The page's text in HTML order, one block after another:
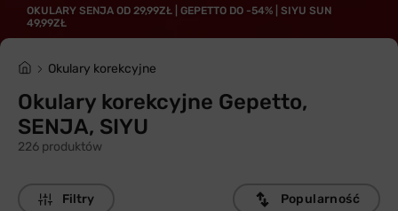
OKULARY SENJA OD 29,99ZŁ | GEPETTO DO -54% | SIYU SUN
49,99ZŁ
Okulary korekcyjne
Okulary korekcyjne Gepetto,
SENJA, SIYU
226 produktów
Filtry Popularność